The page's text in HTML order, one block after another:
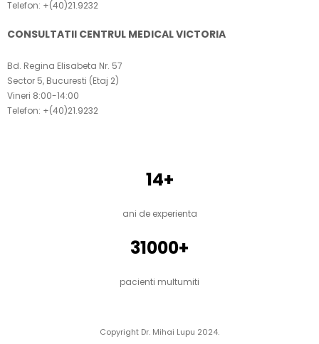
Telefon: +(40)21.9232
CONSULTATII CENTRUL MEDICAL VICTORIA
Bd. Regina Elisabeta Nr. 57
Sector 5, Bucuresti (Etaj 2)
Vineri 8:00-14:00
Telefon: +(40)21.9232
14+
ani de experienta
31000+
pacienti multumiti
Copyright Dr. Mihai Lupu 2024.